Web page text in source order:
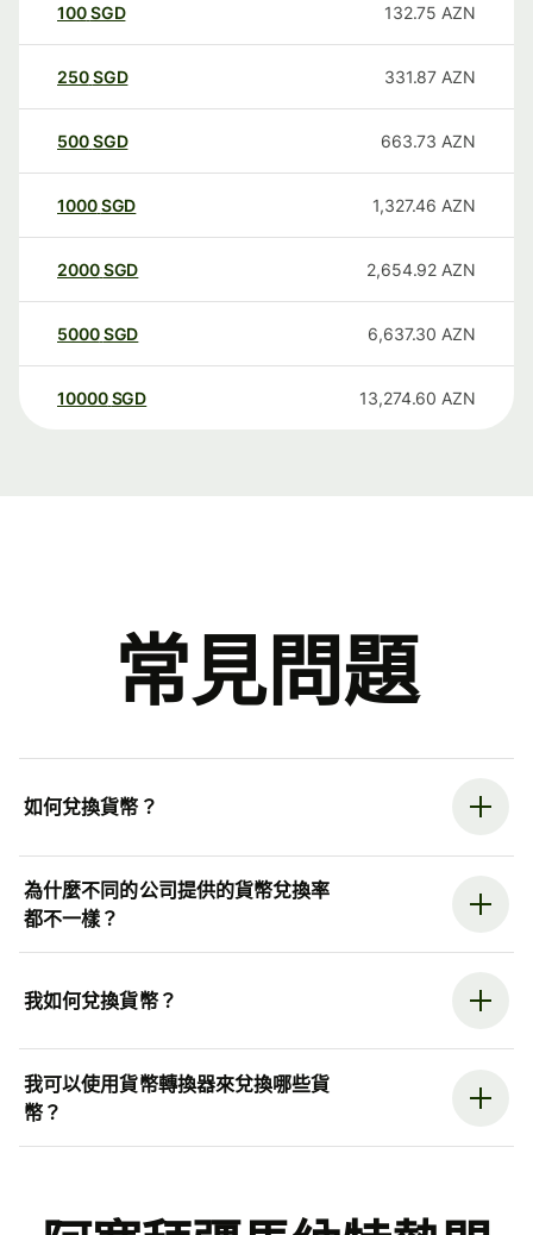
100SGD 132.75 AZN
250SGD 331.87 AZN
500SGD 663.73 AZN
1000SGD 1,327.46 AZN
2000SGD 2,654.92 AZN
5000SGD 6,637.30 AZN
10000 SGD 13,274.60 AZN
常見問題
如何兌換貨幣？
為什麼不同的公司提供的貨幣兌換率
都不一樣？
我如何兌換貨幣？
我可以使用貨幣轉換器來兌換哪些貨
幣？